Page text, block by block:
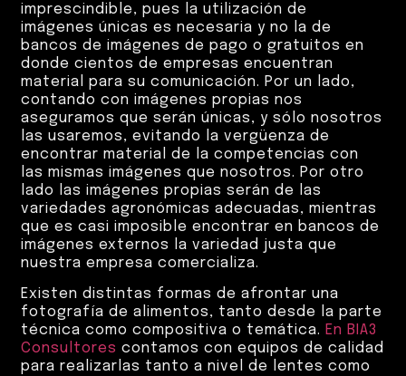
imprescindible, pues la utilización de
imágenes únicas es necesaria y no la de
bancos de imágenes de pago o gratuitos en
donde cientos de empresas encuentran
material para su comunicación. Por un lado,
contando con imágenes propias nos
aseguramos que serán únicas, y sólo nosotros
las usaremos, evitando la vergüenza de
encontrar material de la competencias con
las mismas imágenes que nosotros. Por otro
lado las imágenes propias serán de las
variedades agronómicas adecuadas, mientras
que es casi imposible encontrar en bancos de
imágenes externos la variedad justa que
nuestra empresa comercializa.
Existen distintas formas de afrontar una
fotografía de alimentos, tanto desde la parte
técnica como compositiva o temática. En BIA3
Consultores contamos con equipos de calidad
para realizarlas tanto a nivel de lentes como